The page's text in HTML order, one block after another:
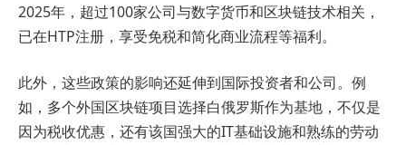
2025年，超过100家公司与数字货币和区块链技术相关，
已在HTP注册，享受免税和简化商业流程等福利。
此外，这些政策的影响还延伸到国际投资者和公司。例
如，多个外国区块链项目选择白俄罗斯作为基地，不仅是
因为税收优惠，还有该国强大的IT基础设施和熟练的劳动